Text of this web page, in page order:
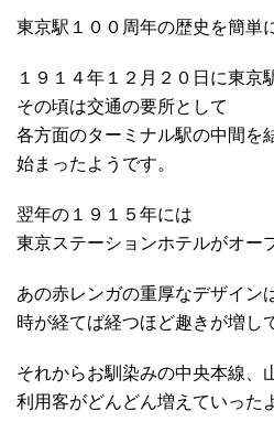
東京駅１００周年の歴史を簡単
１９１４年１２月２０日に東京
その頃は交通の要所として
各方面のターミナル駅の中間を
始まったようです。
翌年の１９１５年には
東京ステーションホテルがオー
あの赤レンガの重厚なデザイン
時が経てば経つほど趣きが増し
それからお馴染みの中央本線、
利用客がどんどん増えていった